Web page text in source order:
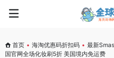
首页 • 海淘优惠码折扣码 • 最新
国官网全场化妆刷5折 美国境内免运费